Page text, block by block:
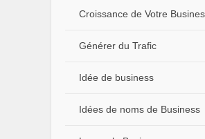
Croissance de Votre Busines
Générer du Trafic
Idée de business
Idées de noms de Business